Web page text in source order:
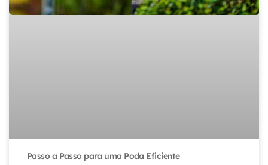
Passo a Passo para uma Poda Eficiente